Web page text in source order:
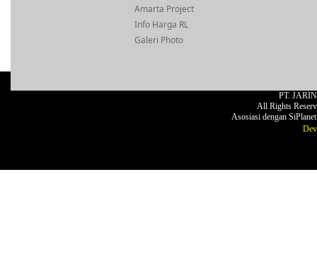
Amarta Project
Info Harga RL
Galeri Photo
PT.
All Rights
Asosiasi dengan